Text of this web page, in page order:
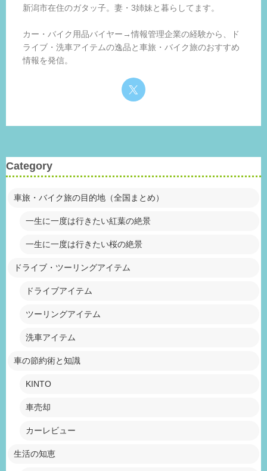
新潟市在住のガタッ子。妻・3姉妹と暮らしてます。
カー・バイク用品バイヤー→情報管理企業の経験から、ド
ライブ・洗車アイテムの逸品と車旅・バイク旅のおすすめ
情報を発信。
Category
車旅・バイク旅の目的地（全国まとめ）
一生に一度は行きたい紅葉の絶景
一生に一度は行きたい桜の絶景
ドライブ・ツーリングアイテム
ドライブアイテム
ツーリングアイテム
洗車アイテム
車の節約術と知識
KINTO
車売却
カーレビュー
生活の知恵